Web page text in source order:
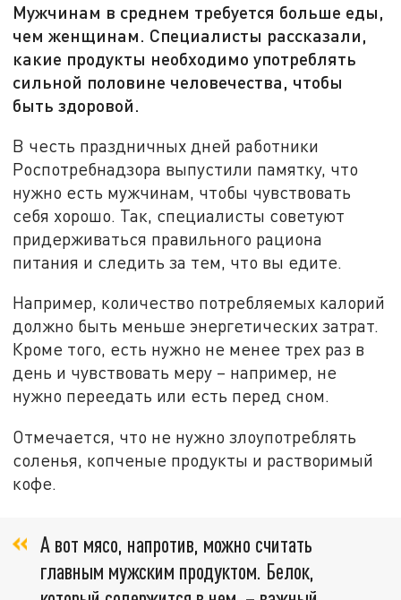
Мужчинам в среднем требуется больше еды,
чем женщинам. Специалисты рассказали,
какие продукты необходимо употреблять
сильной половине человечества, чтобы
быть здоровой.
В честь праздничных дней работники
Роспотребнадзора выпустили памятку, что
нужно есть мужчинам, чтобы чувствовать
себя хорошо. Так, специалисты советуют
придерживаться правильного рациона
питания и следить за тем, что вы едите.
Например, количество потребляемых калорий
должно быть меньше энергетических затрат.
Кроме того, есть нужно не менее трех раз в
день и чувствовать меру – например, не
нужно переедать или есть перед сном.
Отмечается, что не нужно злоупотреблять
соленья, копченые продукты и растворимый
кофе.
А вот мясо, напротив, можно считать
главным мужским продуктом. Белок,